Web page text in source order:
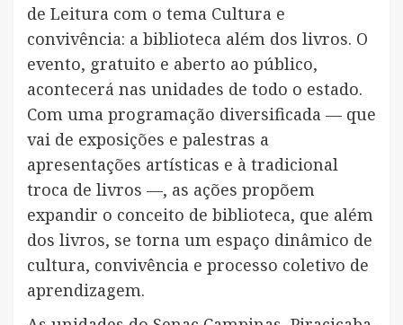
de Leitura com o tema Cultura e
convivência: a biblioteca além dos livros. O
evento, gratuito e aberto ao público,
acontecerá nas unidades de todo o estado.
Com uma programação diversificada — que
vai de exposições e palestras a
apresentações artísticas e à tradicional
troca de livros —, as ações propõem
expandir o conceito de biblioteca, que além
dos livros, se torna um espaço dinâmico de
cultura, convivência e processo coletivo de
aprendizagem.